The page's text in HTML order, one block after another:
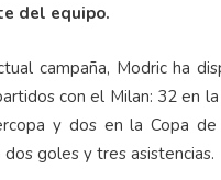
del equipo.
campaña, Modric ha
con el Milan: 32 en
y dos en la Copa de
goles y tres asistencias.